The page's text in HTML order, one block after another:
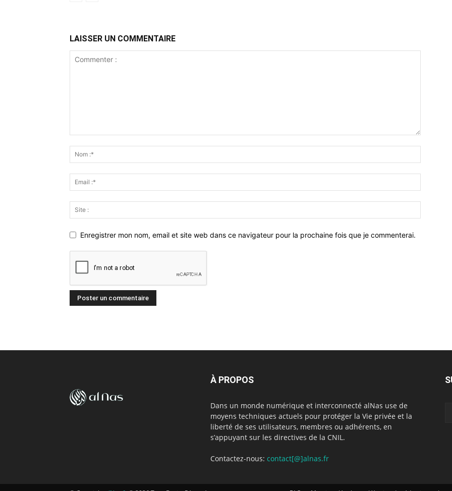
LAISSER UN COMMENTAIRE
Enregistrer mon nom, email et site web dans ce navigateur pour la prochaine fois que je commenterai.
À PROPOS
Dans un monde numérique et interconnecté alNas use de
moyens techniques actuels pour protéger la Vie privée et la
liberté de ses utilisateurs, membres ou adhérents, en
s’appuyant sur les directives de la CNIL.
Contactez-nous: contact[@]alnas.fr